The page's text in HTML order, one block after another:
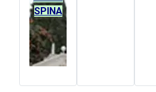
SPINA